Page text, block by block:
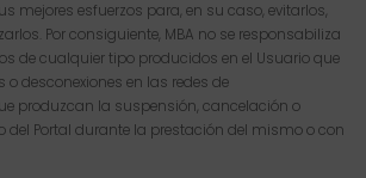
mejores esfuerzos para, en su caso, evitarlos,
Por consiguiente, MBA no se responsabiliza
de cualquier tipo producidos en el Usuario que
desconexiones en las redes de
produzcan la suspensión, cancelación o
del Portal durante la prestación del mismo o con